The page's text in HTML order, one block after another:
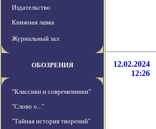
Издательство
Книжная лавка
Журнальный зал
ОБОЗРЕНИЯ
"Классики и современники"
"Слово о..."
"Тайная история творений"
12.02.2024
12:26